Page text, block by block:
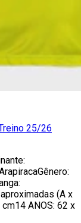
25/26
(A x
ANOS: 62 x